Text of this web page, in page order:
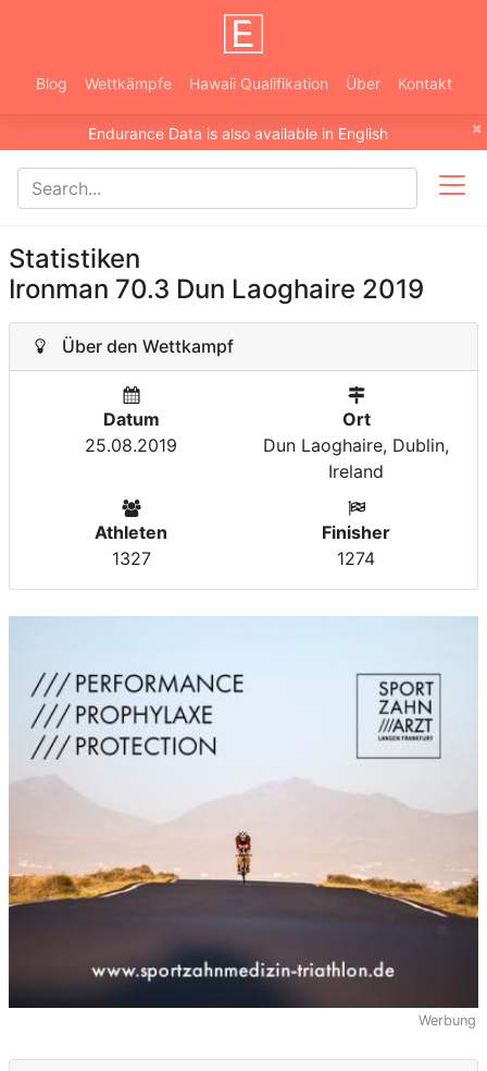
Blog Wettkämpfe Hawaii Qualifikation Über Kontakt
×
Endurance Data is also available in English
Statistiken
Ironman 70.3 Dun Laoghaire 2019
Über den Wettkampf
Datum
25.08.2019
Ort
Dun Laoghaire, Dublin,
Ireland
Athleten
1327
Finisher
1274
Werbung